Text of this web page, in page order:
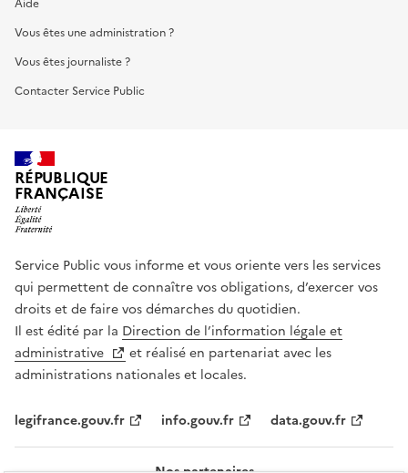
Aide
Vous êtes une administration ?
Vous êtes journaliste ?
Contacter Service Public
RÉPUBLIQUE
FRANÇAISE
Service Public vous informe et vous oriente vers les services
qui permettent de connaître vos obligations, d’exercer vos
droits et de faire vos démarches du quotidien.
Il est édité par la Direction de l’information légale et
administrative
et réalisé en partenariat avec les
administrations nationales et locales.
legifrance.gouv.fr info.gouv.fr data.gouv.fr